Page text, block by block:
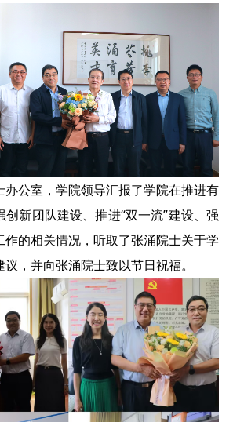
办公室，学院领导汇报了学院在推进有
创新团队建设、推进“双一流”建设、强
作的相关情况，听取了张涌院士关于学
，并向张涌院士致以节日祝福。